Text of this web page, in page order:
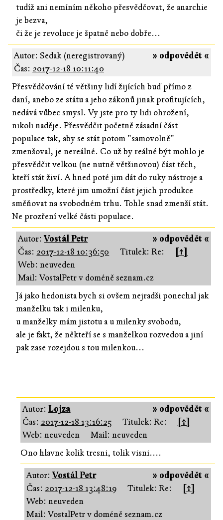
tudíž ani nemíním někoho přesvědčovat, že anarchie
je bezva,
či že je revoluce je špatně nebo dobře...
» odpovědět «
Autor: Sedak (neregistrovaný)
Čas: 2017-12-18 10:11:40
Přesvědčování té většiny lidí žijících buď přímo z
daní, anebo ze státu a jeho zákonů jinak profitujících,
nedává vůbec smysl. Vy jste pro ty lidi ohrožení,
nikoli naděje. Přesvědčit početně zásadní část
populace tak, aby se stát potom "samovolně"
zmenšoval, je nereálné. Co už by reálné být mohlo je
přesvědčit velkou (ne nutně většinovou) část těch,
kteří stát živí. A hned poté jim dát do ruky nástroje a
prostředky, které jim umožní část jejich produkce
směňovat na svobodném trhu. Tohle snad zmenší stát.
Ne prozření velké části populace.
» odpovědět «
Autor:Vostál Petr
Čas: 2017-12-18 10:36:50 Titulek: Re:
[↑]
Web: neuveden
Mail: VostalPetr v doméně seznam.cz
Já jako hedonista bych si ovšem nejradši ponechal jak
manželku tak i milenku,
u manželky mám jistotu a u milenky svobodu,
ale je fakt, že někteří se s manželkou rozvedou a jiní
pak zase rozejdou s tou milenkou...
» odpovědět «
Autor: Lojza
Čas: 2017-12-18 13:16:25 Titulek: Re:
[↑]
Web: neuveden
Mail: neuveden
Ono hlavne kolik tresni, tolik visni....
» odpovědět «
Autor:Vostál Petr
Čas: 2017-12-18 13:48:19 Titulek: Re:
[↑]
Web: neuveden
Mail: VostalPetr v doméně seznam.cz